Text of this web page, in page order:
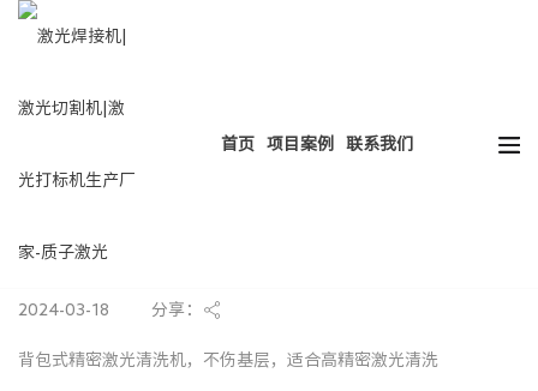
首页 项目案例 联系我们
激光切割 激光打标 激光清洗
背包式精密激光清洗设备
2024-03-18 分享：
背包式精密激光清洗机，不伤基层，适合高精密激光清洗